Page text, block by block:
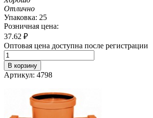
Отлично
Упаковка: 25
Розничная цена:
37.62 ₽
Оптовая цена доступна после регистрации
В корзину
Артикул: 4798